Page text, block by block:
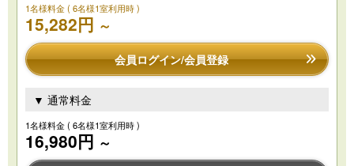
1名様料金( 6名様1室利用時 )
15,282円 ～
会員ログイン/会員登録
▼ 通常料金
1名様料金( 6名様1室利用時 )
16,980円 ～